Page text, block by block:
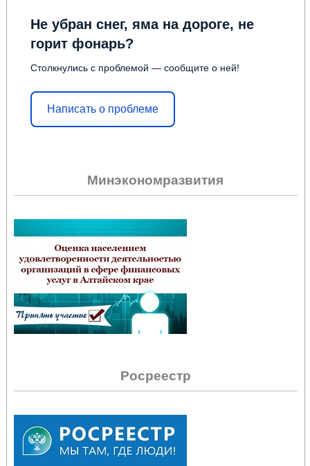
Не убран снег, яма на дороге, не
горит фонарь?
Столкнулись с проблемой — сообщите о ней!
Написать о проблеме
Минэкономразвития
Росреестр